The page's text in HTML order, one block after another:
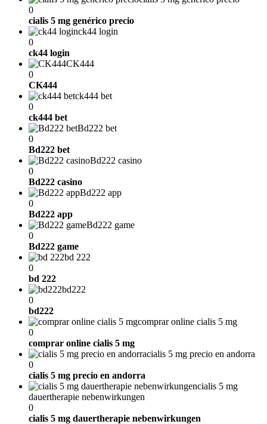
0
cialis 5 mg genérico precio
ck44 login
0
ck44 login
CK444
0
CK444
ck444 bet
0
ck444 bet
Bd222 bet
0
Bd222 bet
Bd222 casino
0
Bd222 casino
Bd222 app
0
Bd222 app
Bd222 game
0
Bd222 game
bd 222
0
bd 222
bd222
0
bd222
comprar online cialis 5 mg
0
comprar online cialis 5 mg
cialis 5 mg precio en andorra
0
cialis 5 mg precio en andorra
cialis 5 mg
dauertherapie nebenwirkungen
0
cialis 5 mg dauertherapie nebenwirkungen